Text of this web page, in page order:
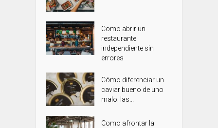
Como abrir un
restaurante
independiente sin
errores
Cómo diferenciar un
caviar bueno de uno
malo: las...
Como afrontar la